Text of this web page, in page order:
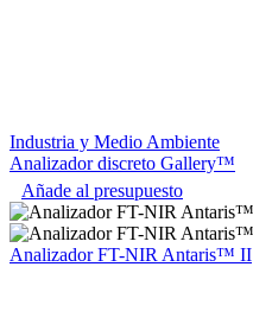
Industria y Medio Ambiente
Analizador discreto Gallery™
Añade al presupuesto
Analizador FT-NIR Antaris™ II